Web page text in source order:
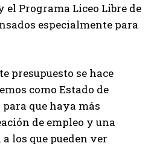
el Programa Liceo Libre de
especialmente para
presupuesto se hace
como Estado de
que haya más
de empleo y una
los que pueden ver